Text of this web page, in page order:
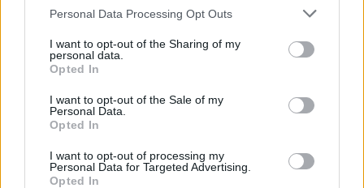
Personal Data Processing Opt Outs
I want to opt-out of the Sharing of my
personal data.
Opted In
I want to opt-out of the Sale of my
Personal Data.
Opted In
I want to opt-out of processing my
Personal Data for Targeted Advertising.
Opted In
Portfolio.hu teljes cikkarchívum
kötéslistái
MÁR ELŐFIZETŐNK VAGY? BEJELENTKEZÉS